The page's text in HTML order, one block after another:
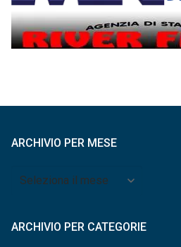
ARCHIVIO PER MESE
Archivio
ARCHIVIO PER CATEGORIE